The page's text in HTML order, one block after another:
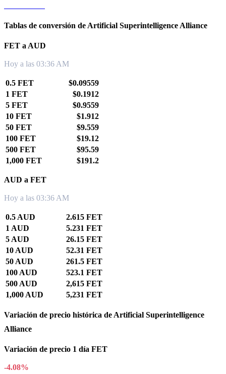
Tablas de conversión de Artificial Superintelligence Alliance
FET a AUD
Hoy a las 03:36 AM
0.5 FET
$0.09559
1 FET
$0.1912
5 FET
$0.9559
10 FET
$1.912
50 FET
$9.559
100 FET
$19.12
500 FET
$95.59
1,000 FET
$191.2
AUD a FET
Hoy a las 03:36 AM
0.5 AUD
2.615 FET
1 AUD
5.231 FET
5 AUD
26.15 FET
10 AUD
52.31 FET
50 AUD
261.5 FET
100 AUD
523.1 FET
500 AUD
2,615 FET
1,000 AUD
5,231 FET
Variación de precio histórica de Artificial Superintelligence
Alliance
Variación de precio 1 día FET
-4.08%